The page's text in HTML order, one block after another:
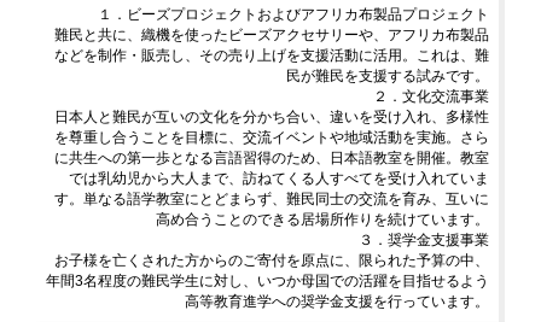
１．ビーズプロジェクトおよびアフリカ布製品プロジェクト
難民と共に、織機を使ったビーズアクセサリーや、アフリカ布製品
などを制作・販売し、その売り上げを支援活動に活用。これは、難
民が難民を支援する試みです。
２．文化交流事業
日本人と難民が互いの文化を分かち合い、違いを受け入れ、多様性
を尊重し合うことを目標に、交流イベントや地域活動を実施。さら
に共生への第一歩となる言語習得のため、日本語教室を開催。教室
では乳幼児から大人まで、訪ねてくる人すべてを受け入れていま
す。単なる語学教室にとどまらず、難民同士の交流を育み、互いに
高め合うことのできる居場所作りを続けています。
３．奨学金支援事業
お子様を亡くされた方からのご寄付を原点に、限られた予算の中、
年間3名程度の難民学生に対し、いつか母国での活躍を目指せるよう
高等教育進学への奨学金支援を行っています。